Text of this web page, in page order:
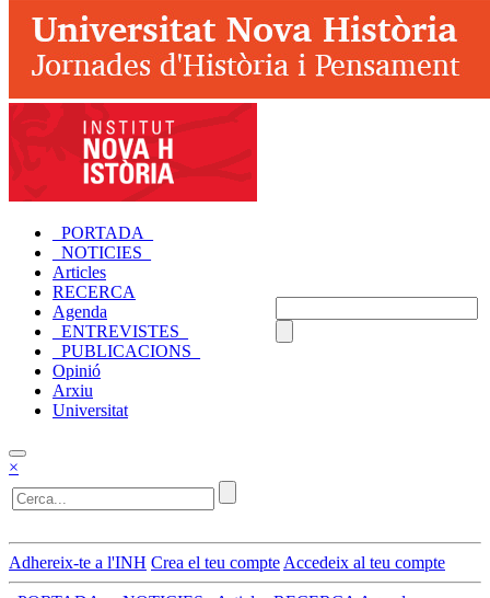
_PORTADA_
_NOTICIES_
Articles
RECERCA
Agenda
_ENTREVISTES_
_PUBLICACIONS_
Opinió
Arxiu
Universitat
×
Adhereix-te a l'INH Crea el teu compte Accedeix al teu compte